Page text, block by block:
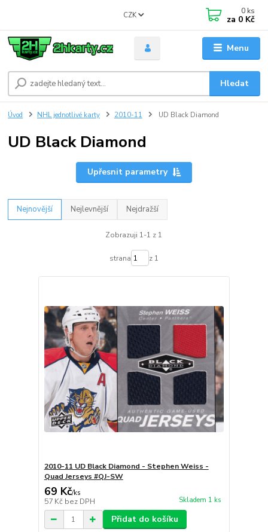
Menu
CZK
Hledat
0 ks
za 0 Kč
Úvod NHL jednotlivé karty 2010-11 UD Black Diamond
UD Black Diamond
Upřesnit parametry
Nejnovější Nejlevnější Nejdražší
Zobrazuji 1-1 z 1
strana z 1
2010-11 UD Black Diamond - Stephen Weiss -
Quad Jerseys #QJ-SW
69 Kč/ks
57 Kč bez DPH Skladem 1 ks
Přidat do košíku